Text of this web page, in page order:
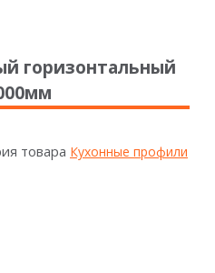
горизонтальный
товара Кухонные профили